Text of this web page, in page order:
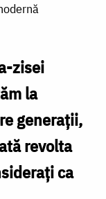
zisei
la
generaţii,
revolta
ca